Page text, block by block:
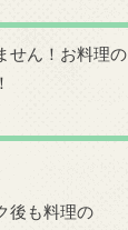
せん！お料理の
後も料理の